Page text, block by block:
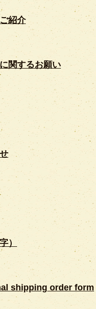
紹介
関するお願い
）
shipping order form